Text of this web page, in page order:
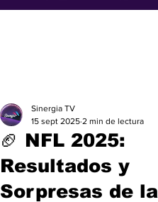
🏈 NFL 2025:
Resultados y
Sorpresas de la
Sinergia TV
15 sept 2025 2 min de lectura